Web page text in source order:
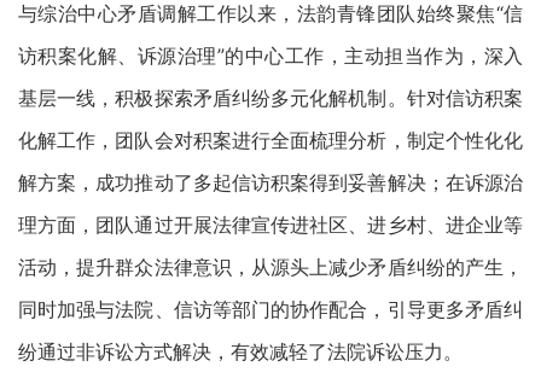
与综治中心矛盾调解工作以来，法韵青锋团队始终聚焦“信
访积案化解、诉源治理”的中心工作，主动担当作为，深入
基层一线，积极探索矛盾纠纷多元化解机制。针对信访积案
化解工作，团队会对积案进行全面梳理分析，制定个性化化
解方案，成功推动了多起信访积案得到妥善解决；在诉源治
理方面，团队通过开展法律宣传进社区、进乡村、进企业等
活动，提升群众法律意识，从源头上减少矛盾纠纷的产生，
同时加强与法院、信访等部门的协作配合，引导更多矛盾纠
纷通过非诉讼方式解决，有效减轻了法院诉讼压力。